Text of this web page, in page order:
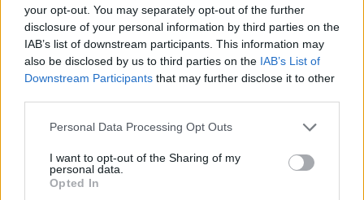
your opt-out. You may separately opt-out of the further
disclosure of your personal information by third parties on the
IAB’s list of downstream participants. This information may
also be disclosed by us to third parties on the IAB’s List of
Downstream Participants that may further disclose it to other
Please note that this website/app uses one or more Google
not limited to your visit or usage behaviour. You may click to
grant or deny consent to Google and its third-party tags to
use your data for below specified purposes in below Google
Personal Data Processing Opt Outs
I want to opt-out of the Sharing of my
personal data.
Opted In
Ακολουθήστε το Νewsit.gr στο Google News
και
ενημερωθείτε πρώτοι για όλη την ειδησεογραφία και τα
τελευταία νέατης ημέρας
Πιο δημοφιλή
Πάρος: «Αν ήταν κάποιος πάνω από την